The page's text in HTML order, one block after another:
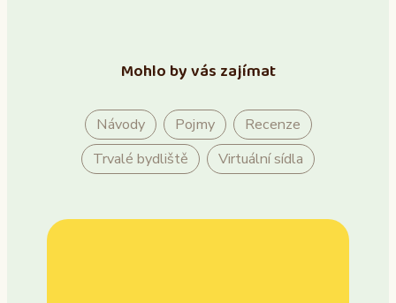
Mohlo by vás zajímat
Návody Pojmy
Recenze
Trvalé bydliště
Virtuální sídla